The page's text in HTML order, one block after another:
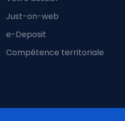
Just-on-web
e-Deposit
Compétence territoriale